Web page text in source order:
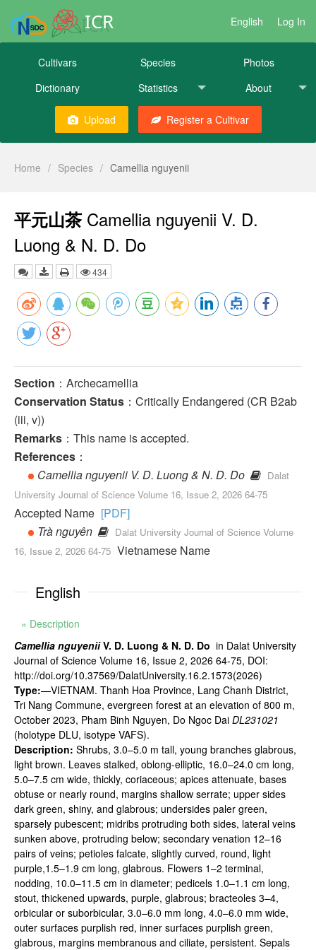
ICR English Log In
Cultivars Species
Photos
Dictionary
Statistics About
Upload Register a Cultivar
Home / Species / Camellia nguyenii
平元山茶 Camellia nguyenii V. D.
Luong & N. D. Do
434
Section ：Archecamellia
Conservation Status ：Critically Endangered (CR B2ab
(iii, v))
Remarks ：This name is accepted.
References ：
Camellia nguyenii V. D. Luong & N. D. Do
Dalat
University Journal of Science Volume 16, Issue 2, 2026 64-75
Accepted Name [PDF]
Trà nguyên
Dalat University Journal of Science Volume
16, Issue 2, 2026 64-75 Vietnamese Name
English
» Description
Camellia nguyeniiV. D. Luong & N. D. Do in Dalat University
Journal of Science Volume 16, Issue 2, 2026 64-75, DOI:
http://doi.org/10.37569/DalatUniversity.16.2.1573(2026)
Type:—VIETNAM. Thanh Hoa Province, Lang Chanh District,
Tri Nang Commune, evergreen forest at an elevation of 800 m,
October 2023, Pham Binh Nguyen, Do Ngoc Dai DL231021
(holotype DLU, isotype VAFS).
Description: Shrubs, 3.0–5.0 m tall, young branches glabrous,
light brown. Leaves stalked, oblong-elliptic, 16.0–24.0 cm long,
5.0–7.5 cm wide, thickly, coriaceous; apices attenuate, bases
obtuse or nearly round, margins shallow serrate; upper sides
dark green, shiny, and glabrous; undersides paler green,
sparsely pubescent; midribs protruding both sides, lateral veins
sunken above, protruding below; secondary venation 12–16
pairs of veins; petioles falcate, slightly curved, round, light
purple,1.5–1.9 cm long, glabrous. Flowers 1–2 terminal,
nodding, 10.0–11.5 cm in diameter; pedicels 1.0–1.1 cm long,
stout, thickened upwards, purple, glabrous; bracteoles 3–4,
orbicular or suborbicular, 3.0–6.0 mm long, 4.0–6.0 mm wide,
outer surfaces purplish red, inner surfaces purplish green,
glabrous, margins membranous and ciliate, persistent. Sepals